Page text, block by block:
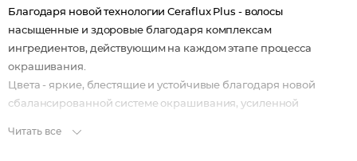
Благодаря новой технологии Ceraflux Plus - волосы
насыщенные и здоровые благодаря комплексам
ингредиентов, действующим на каждом этапе процесса
окрашивания.
Цвета - яркие, блестящие и устойчивые благодаря новой
сбалансированной системе окрашивания, усиленной
Читать все